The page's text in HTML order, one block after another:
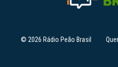
© 2026 Rádio Peão Brasil